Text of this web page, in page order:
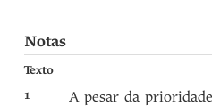
Notas
Texto
1
A pesar da